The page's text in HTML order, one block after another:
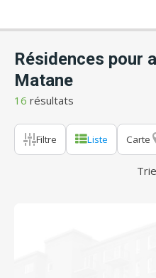
Résidences pour
Matane
16 résultats
Filtre Liste Carte